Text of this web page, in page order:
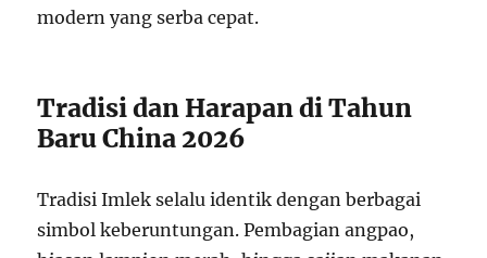
modern yang serba cepat.
Tradisi dan Harapan di Tahun
Baru China 2026
Tradisi Imlek selalu identik dengan berbagai
simbol keberuntungan. Pembagian angpao,